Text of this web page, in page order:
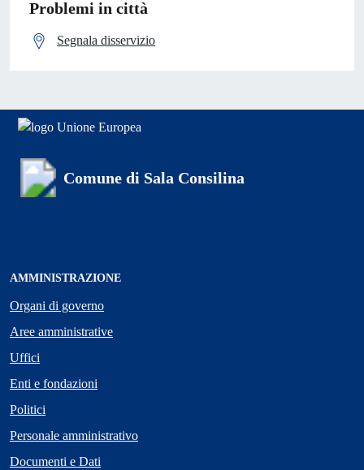
Problemi in città
Segnala disservizio
Comune di Sala Consilina
AMMINISTRAZIONE
Organi di governo
Aree amministrative
Uffici
Enti e fondazioni
Politici
Personale amministrativo
Documenti e Dati